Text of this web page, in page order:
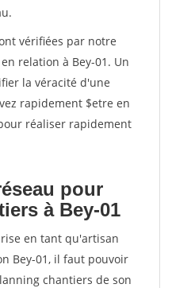
vérifiées par notre
relation à Bey-01. Un
la véracité d'une
rapidement $etre en
réaliser rapidement
pour
à Bey-01
en tant qu'artisan
Bey-01, il faut pouvoir
chantiers de son